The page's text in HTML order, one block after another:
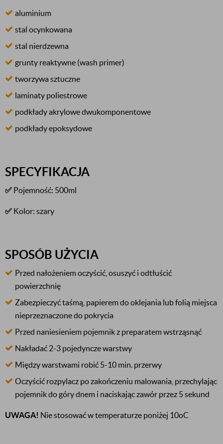
aluminium
stal ocynkowana
stal nierdzewna
grunty reaktywne (wash primer)
tworzywa sztuczne
laminaty poliestrowe
podkłady akrylowe dwukomponentowe
podkłady epoksydowe
SPECYFIKACJA
✅ Pojemność: 500ml
✅ Kolor: szary
SPOSÓB UŻYCIA
Przed nałożeniem oczyścić, osuszyć i odtłuścić
powierzchnię
Zabezpieczyć taśmą, papierem do oklejania lub folią miejsca
nieprzeznaczone do pokrycia
Przed naniesieniem pojemnik z preparatem wstrząsnąć
Nakładać 2-3 pojedyncze warstwy
Między warstwami robić 5-10 min. przerwy
Oczyścić rozpylacz po zakończeniu malowania, przechylając
pojemnik do góry dnem i naciskając zawór przez 5 sekund
UWAGA! Nie stosować w temperaturze poniżej 10oC